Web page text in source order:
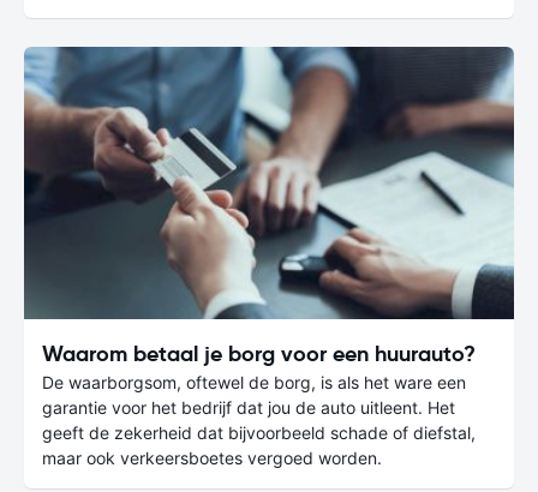
Waarom betaal je borg voor een huurauto?
De waarborgsom, oftewel de borg, is als het ware een
garantie voor het bedrijf dat jou de auto uitleent. Het
geeft de zekerheid dat bijvoorbeeld schade of diefstal,
maar ook verkeersboetes vergoed worden.